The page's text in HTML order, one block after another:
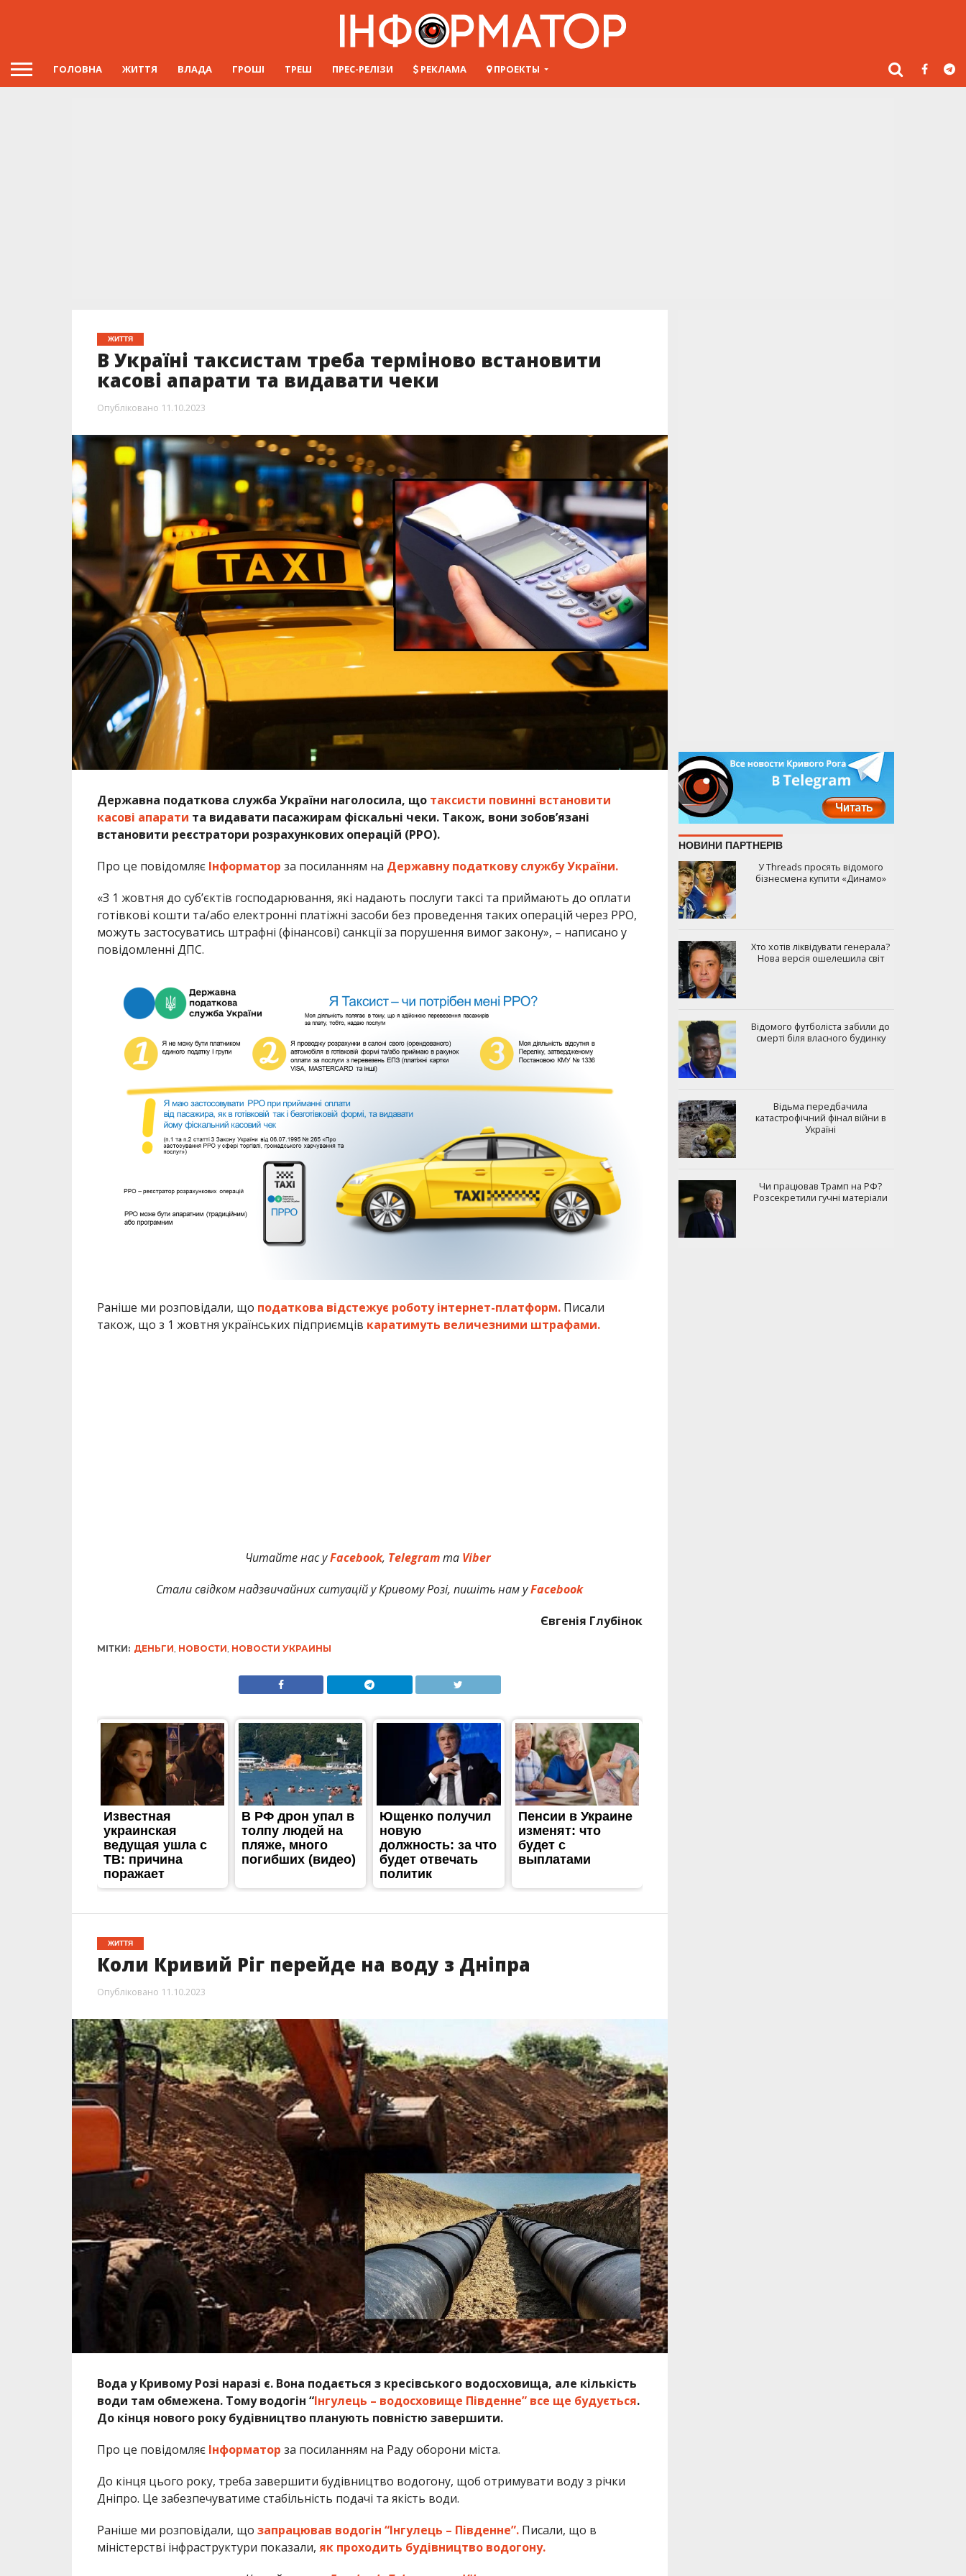
ГОЛОВНА ЖИТТЯ ВЛАДА ГРОШІ ТРЕШ ПРЕС-РЕЛІЗИ РЕКЛАМА ПРОЕКТЫ
ЖИТТЯ
В Україні таксистам треба терміново встановити
касові апарати та видавати чеки
Опубліковано 11.10.2023
Державна податкова служба України наголосила, що таксисти повинні встановити
касові апарати та видавати пасажирам фіскальні чеки. Також, вони зобовʼязані
встановити реєстратори розрахункових операцій (РРО).
Про це повідомляє Інформатор за посиланням на Державну податкову службу України.
«З 1 жовтня до суб’єктів господарювання, які надають послуги таксі та приймають до оплати
готівкові кошти та/або електронні платіжні засоби без проведення таких операцій через РРО,
можуть застосуватись штрафні (фінансові) санкції за порушення вимог закону», – написано у
повідомленні ДПС.
Раніше ми розповідали, що податкова відстежує роботу інтернет-платформ.Писали
також, що з 1 жовтня українських підприємців каратимуть величезними штрафами.
Читайте нас уFacebook, Telegramта Viber
Стали свідком надзвичайних ситуацій у Кривому Розі, пишіть нам уFacebook
Євгенія Глубінок
МІТКИ: ДЕНЬГИ НОВОСТИ НОВОСТИ УКРАИНЫ
ЖИТТЯ
Коли Кривий Ріг перейде на воду з Дніпра
Опубліковано 11.10.2023
Вода у Кривому Розі наразі є. Вона подається з кресівського водосховища, але кількість
води там обмежена. Тому водогін “Інгулець – водосховище Південне” все ще будується.
До кінця нового року будівництво планують повністю завершити.
Про це повідомляє Інформатор за посиланням на Раду оборони міста.
До кінця цього року, треба завершити будівництво водогону, щоб отримувати воду з річки
Дніпро. Це забезпечуватиме стабільність подачі та якість води.
Раніше ми розповідали, що запрацював водогін “Інгулець – Південне”.Писали, що в
міністерстві інфраструктури показали, як проходить будівництво водогону.